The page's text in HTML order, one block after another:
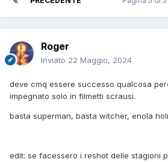
Roger
Inviato 22 Maggio, 2024
deve cmq essere successo qualcosa
impegnato solo in filmetti scrausi.
basta superman, basta witcher, enola
edit: se facessero i reshot delle stagioni